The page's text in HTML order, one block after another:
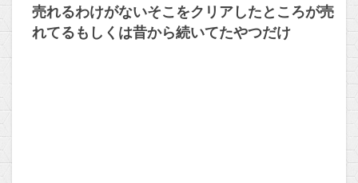
売れるわけがないそこをクリアしたところが売
れてるもしくは昔から続いてたやつだけ